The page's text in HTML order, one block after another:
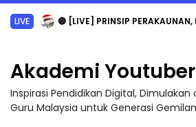
LIVE 🔴 [LIVE] PRINSIP PERAKAUNAN, PECUT SKOR SOALAN 1 TRIAL OLEH CIKGU
Akademi Youtuber
Inspirasi Pendidikan Digital, Dimulakan
Guru Malaysia untuk Generasi